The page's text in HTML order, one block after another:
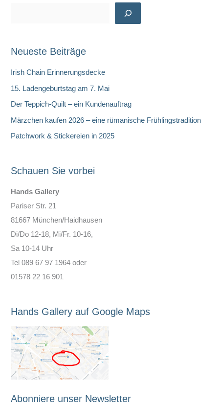
h
Neueste Beiträge
Irish Chain Erinnerungsdecke
15. Ladengeburtstag am 7. Mai
Der Teppich-Quilt – ein Kundenauftrag
Märzchen kaufen 2026 – eine rümanische Frühlingstradition
Patchwork & Stickereien in 2025
Schauen Sie vorbei
Hands Gallery
Pariser Str. 21
81667 München/Haidhausen
Di/Do 12-18, Mi/Fr. 10-16,
Sa 10-14 Uhr
Tel 089 67 97 1964 oder
01578 22 16 901
Hands Gallery auf Google Maps
Abonniere unser Newsletter